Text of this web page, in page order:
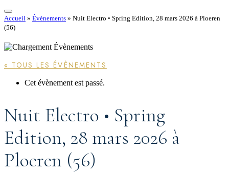
Accueil » Évènements » Nuit Electro • Spring Edition, 28 mars 2026 à Ploeren
(56)
« TOUS LES ÉVÈNEMENTS
Cet évènement est passé.
Nuit Electro • Spring
Edition, 28 mars 2026 à
Ploeren (56)